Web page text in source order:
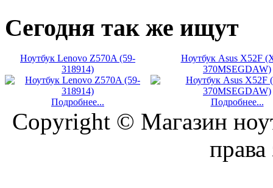
Сегодня так же ищут
Ноутбук Lenovo Z570A (59-
318914)
Подробнее...
Ноутбук Asus X52F
370MSEGDAW)
Подробнее...
Copyright © Магазин